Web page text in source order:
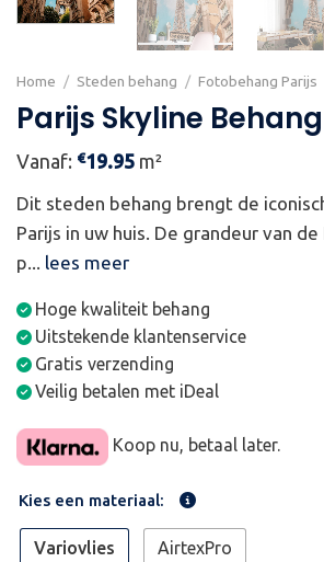
Home / Steden behang / Fotobehang Parijs
Parijs Skyline
Vanaf: €19.95 m²
Dit steden behang brengt de
Parijs in uw huis. De grandeur van
p... lees meer
Hoge kwaliteit behang
Uitstekende klantenservice
Gratis verzending
Veilig betalen met iDeal
Koop nu, betaal later.
Kies een materiaal:
Variovlies AirtexPro